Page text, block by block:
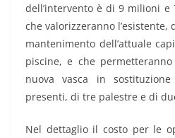
dell’intervento è di 9 milioni e
che valorizzeranno l’esistente,
mantenimento dell’attuale
piscine, e che
nuova vasca in
presenti, di tre palestre e di
Nel dettaglio il costo per le